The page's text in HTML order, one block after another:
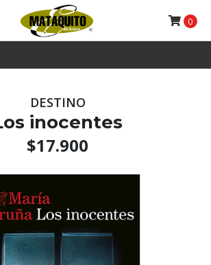
0
DESTINO
inocentes
$17.900